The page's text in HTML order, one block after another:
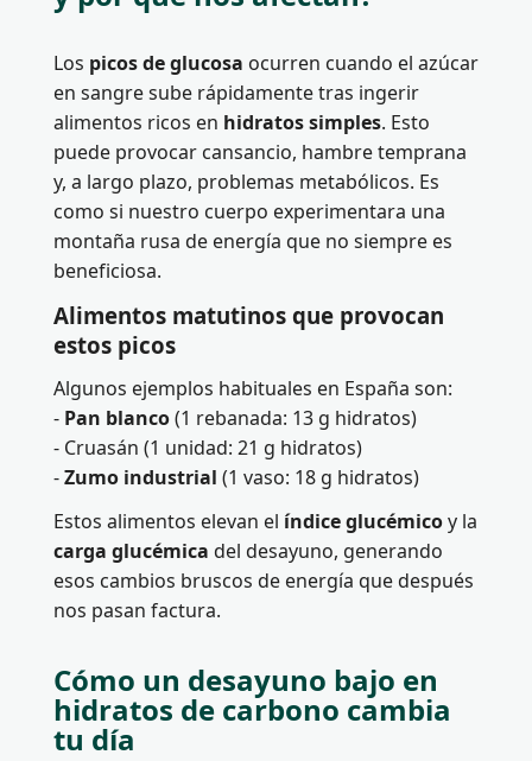
Los picos de glucosa ocurren cuando el azúcar
en sangre sube rápidamente tras ingerir
alimentos ricos en hidratos simples. Esto
puede provocar cansancio, hambre temprana
y, a largo plazo, problemas metabólicos. Es
como si nuestro cuerpo experimentara una
montaña rusa de energía que no siempre es
beneficiosa.
Alimentos matutinos que provocan
estos picos
Algunos ejemplos habituales en España son:
- Pan blanco(1 rebanada: 13 g hidratos)
- Cruasán (1 unidad: 21 g hidratos)
-Zumo industrial (1 vaso: 18 g hidratos)
Estos alimentos elevan el índice glucémicoy la
carga glucémica del desayuno, generando
esos cambios bruscos de energía que después
nos pasan factura.
Cómo un desayuno bajo en
hidratos de carbono cambia
tu día